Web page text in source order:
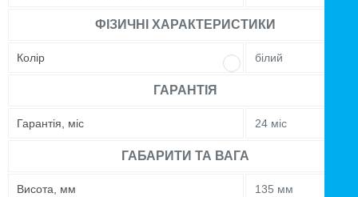
ФІЗИЧНІ ХАРАКТЕРИСТИКИ
Колір білий
ГАРАНТІЯ
Гарантія, міс 24 міс
ГАБАРИТИ ТА ВАГА
Висота, мм 135 мм